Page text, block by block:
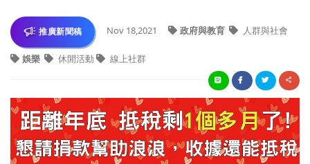
推廣新聞稿 Nov 18,2021 政府與教育 人群與社會
娛樂 休閒活動 線上社群